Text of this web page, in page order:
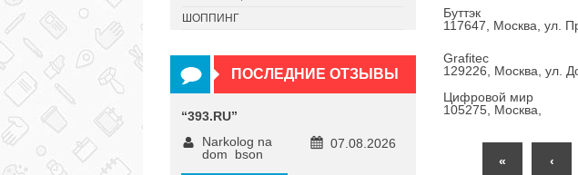
Буттэк
117647, Москва, ул.
Grafitec
129226, Москва, ул.
Цифровой мир
105275, Москва,
« ‹
ШОППИНГ
ПОСЛЕДНИЕ ОТЗЫВЫ
“393.RU”
07.08.2026
Narkolog na
dom_bson